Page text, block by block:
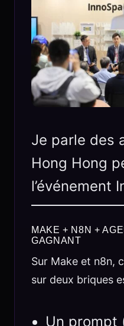
Je parle des
Hong Hong
l’événement
MAKE + N8N +
GAGNANT
Sur Make et n8n,
sur deux briques
Un prompt